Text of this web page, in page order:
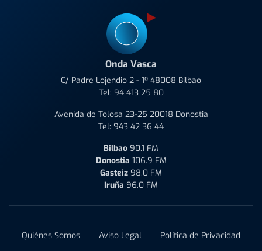
Onda Vasca
C/ Padre Lojendio 2 - 1º 48008 Bilbao
Tel: 94 413 25 80
Avenida de Tolosa 23-25 20018 Donostia
Tel: 943 42 36 44
Bilbao 90.1 FM
Donostia 106.9 FM
Gasteiz 98.0 FM
Iruña 96.0 FM
Quiénes Somos Aviso Legal
Política de Privacidad